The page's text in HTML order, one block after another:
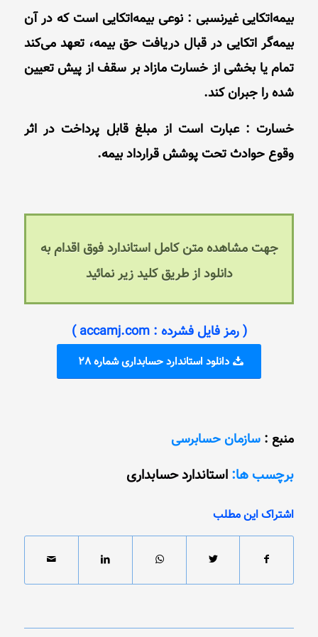
بیمه‌اتكایى غیرنسبى : نوعى بیمه‌اتكایى است كه در آن
بیمه‌گر اتکایی در قبال دریافت حق بیمه، تعهد می‌کند
تمام یا بخشى از خسارت مازاد بر سقف از پیش تعیین
شده را جبران كند.
خسارت : عبارت است از مبلغ قابل پرداخت در اثر
وقوع حوادث تحت پوشش قرارداد بیمه.
جهت مشاهده متن کامل استاندارد فوق اقدام به
دانلود از طریق کلید زیر نمائید
( رمز فایل فشرده : accamj.com )
دانلود استاندارد حسابداری شماره 28
منبع : سازمان حسابرسی
برچسب ها: استاندارد حسابداری
اشتراک این مطلب